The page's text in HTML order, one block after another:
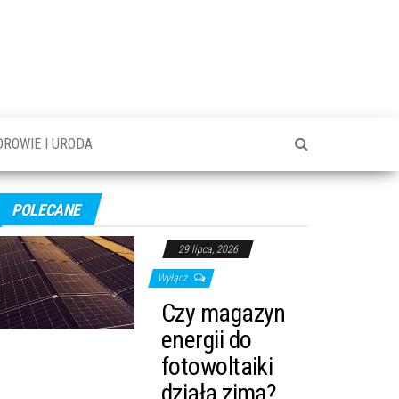
I URODA
POLECANE
29 lipca, 2026
Wyłącz
Czy magazyn
energii do
fotowoltaiki